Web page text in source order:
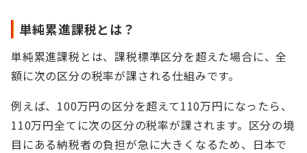
単純累進課税とは？
単純累進課税とは、課税標準区分を超えた場合に、全
額に次の区分の税率が課される仕組みです。
例えば、100万円の区分を超えて110万円になったら、
110万円全てに次の区分の税率が課されます。区分の境
目にある納税者の負担が急に大きくなるため、日本で